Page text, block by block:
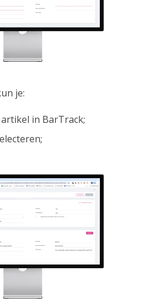
je:
in BarTrack;